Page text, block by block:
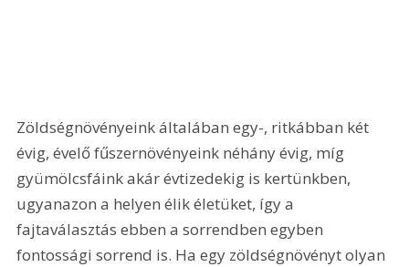
Zöldségnövényeink általában egy-, ritkábban két
évig, évelő fűszernövényeink néhány évig, míg
gyümölcsfáink akár évtizedekig is kertünkben,
ugyanazon a helyen élik életüket, így a
fajtaválasztás ebben a sorrendben egyben
fontossági sorrend is. Ha egy zöldségnövényt olyan